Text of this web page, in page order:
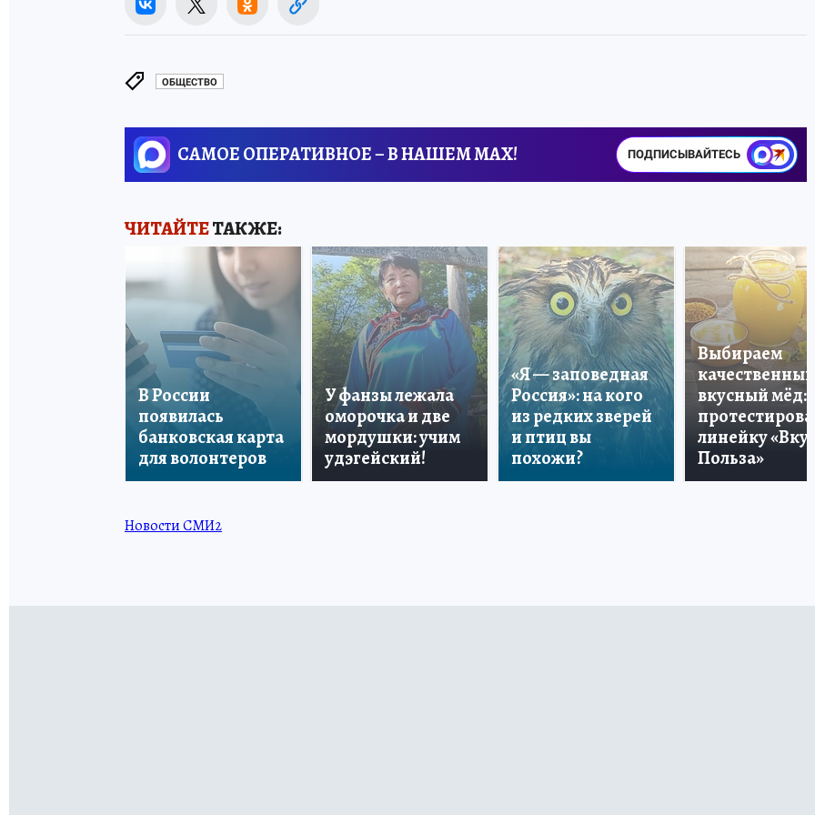
ОБЩЕСТВО
САМОЕ ОПЕРАТИВНОЕ – В НАШЕМ MAX! ПОДПИСЫВАЙТЕСЬ
ЧИТАЙТЕТАКЖЕ:
В России
появилась
банковская карта
для волонтеров
У фанзы лежала
оморочка и две
мордушки: учим
удэгейский!
«Я — заповедная
Россия»: на кого
из редких зверей
и птиц вы
похожи?
Выбираем
качественный
вкусный мёд:
линейку «Вкус
Польза»
Новости СМИ2